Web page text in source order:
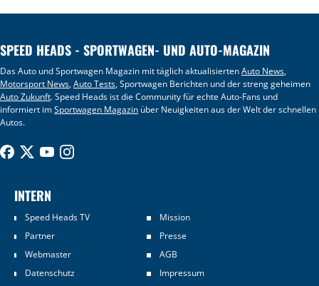
SPEED HEADS - SPORTWAGEN- UND AUTO-MAGAZIN
Das Auto und Sportwagen Magazin mit täglich aktualisiertenAuto News,
Motorsport News,Auto Tests, Sportwagen Berichten und der streng geheimen
Auto Zukunft. Speed Heads ist die Community für echte Auto-Fans und
informiert imSportwagen Magazin über Neuigkeiten aus der Welt der schnellen
Autos.
INTERN
Speed Heads TV
Mission
Partner
Presse
Webmaster
AGB
Datenschutz
Impressum